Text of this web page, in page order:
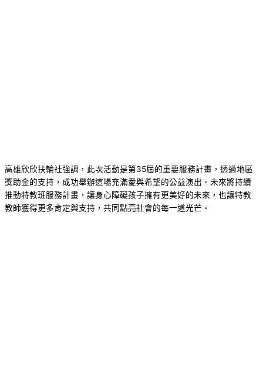
高雄欣欣扶輪社強調，此次活動是第35屆的重要服務計畫，透過地區
獎助金的支持，成功舉辦這場充滿愛與希望的公益演出。未來將持續
推動特教班服務計畫，讓身心障礙孩子擁有更美好的未來，也讓特教
教師獲得更多肯定與支持，共同點亮社會的每一道光芒。